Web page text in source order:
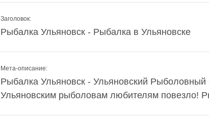
Заголовок:
Рыбалка Ульяновск - Рыбалка в Ульяновске
Мета-описание:
Рыбалка Ульяновск - Ульяновский
Ульяновским рыболовам любителям повезло!